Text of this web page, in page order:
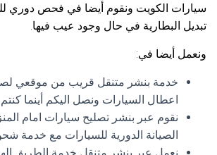
سيارات الكويت ونقوم أيضا في فحص دوري
تبديل البطارية في حال وجود عيب فيها.
ونعمل أيضا في:
خدمة بنشر متنقل قريب من موقعي
اعطال السيارات ونصل اليكم أينما كنتم
نقوم عبر بنشر تصليح سيارات امام
الصيانة الدورية للسيارات مع خدمة